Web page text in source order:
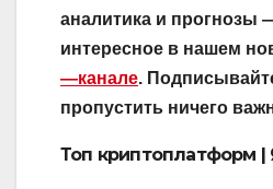
аналитика и прогнозы
интересное в нашем
—канале.
пропустить ничего
Топ криптоплатформ |